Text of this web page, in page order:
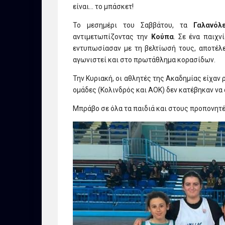
είναι… το μπάσκετ!
Το μεσημέρι του Σαββάτου, τα
αντιμετωπίζοντας την
Κούπα. Σε ένα
εντυπωσίασαν με τη βελτίωσή τους,
αγωνιστεί και στο πρωτάθλημα κορασίδων.
Την Κυριακή, οι αθλητές της Ακαδημίας
ομάδες (Κολινδρός και ΑΟΚ) δεν κατέβηκαν να
Μπράβο σε όλα τα παιδιά και στους